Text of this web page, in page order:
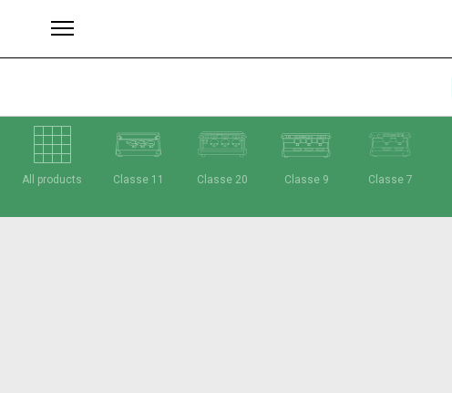
All products Classe 11 Classe 20 Classe 9 Classe 7
Brands